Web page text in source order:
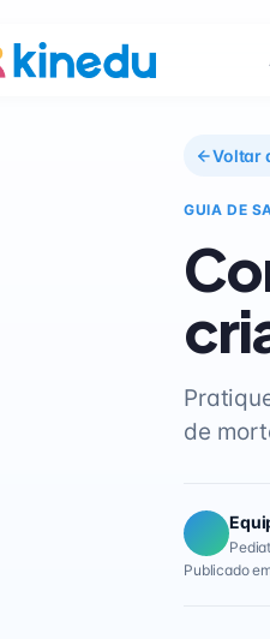
Voltar
GUIA DE
de
Publicado